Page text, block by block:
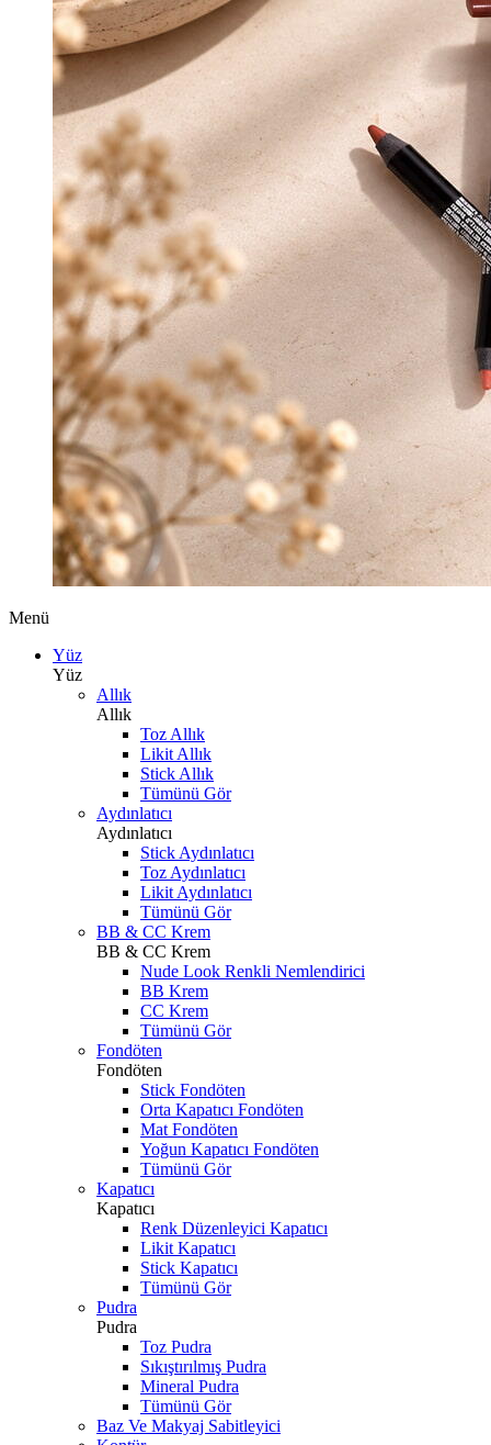
Menü
Yüz
Yüz
Allık
Allık
Toz Allık
Likit Allık
Stick Allık
Tümünü Gör
Aydınlatıcı
Aydınlatıcı
Stick Aydınlatıcı
Toz Aydınlatıcı
Likit Aydınlatıcı
Tümünü Gör
BB & CC Krem
BB & CC Krem
Nude Look Renkli Nemlendirici
BB Krem
CC Krem
Tümünü Gör
Fondöten
Fondöten
Stick Fondöten
Orta Kapatıcı Fondöten
Mat Fondöten
Yoğun Kapatıcı Fondöten
Tümünü Gör
Kapatıcı
Kapatıcı
Renk Düzenleyici Kapatıcı
Likit Kapatıcı
Stick Kapatıcı
Tümünü Gör
Pudra
Pudra
Toz Pudra
Sıkıştırılmış Pudra
Mineral Pudra
Tümünü Gör
Baz Ve Makyaj Sabitleyici